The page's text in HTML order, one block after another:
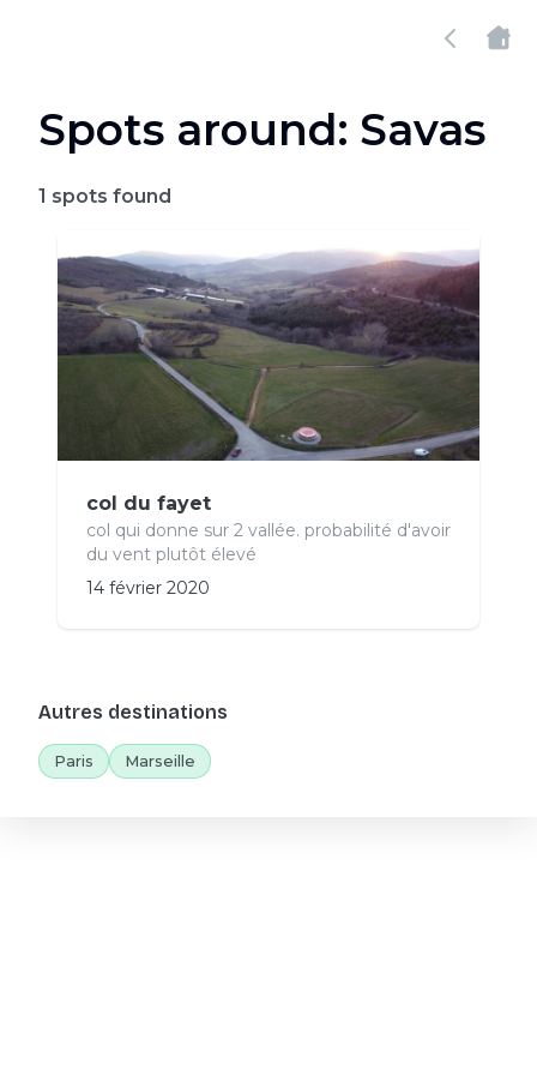
Spots around: Savas
1 spots found
col du fayet
col qui donne sur 2 vallée. probabilité d'avoir
du vent plutôt élevé
14 février 2020
Autres destinations
Paris Marseille